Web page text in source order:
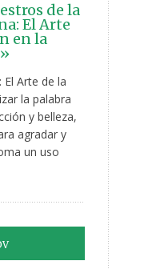
de la
El Arte
en la
Arte de la
la palabra
y belleza,
agradar y
un uso